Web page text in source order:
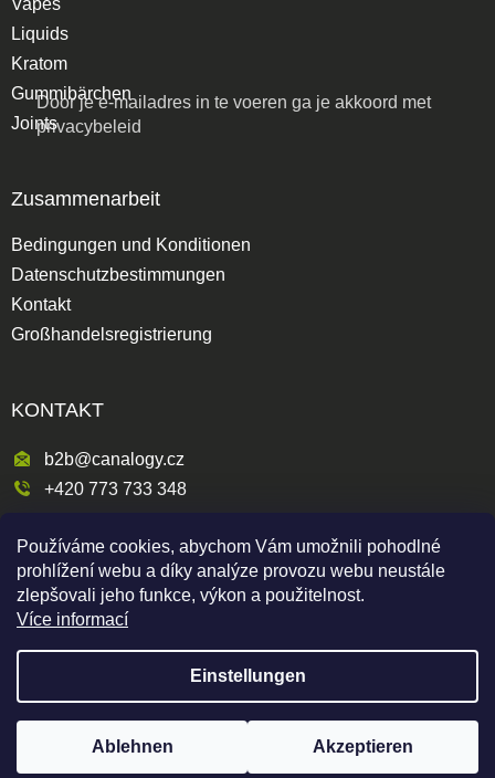
Používáme cookies, abychom Vám umožnili pohodlné
prohlížení webu a díky analýze provozu webu neustále
zlepšovali jeho funkce, výkon a použitelnost.
Více informací
Einstellungen
Ablehnen Akzeptieren
Um Produkte anzuzeigen, müssen Sie registriert sein
Door je e-mailadres in te voeren ga je akkoord met
privacybeleid
Liquids
Kratom
Gummibärchen
Joints
Zusammenarbeit
Bedingungen und Konditionen
Datenschutzbestimmungen
Kontakt
Großhandelsregistrierung
KONTAKT
b2b@canalogy.cz
+420 773 733 348
318 00 Plzeň 3-Skvrňany
Česká republika
Shoptet
Copyright 2026Canapuff Wholesale. Alle Rechte